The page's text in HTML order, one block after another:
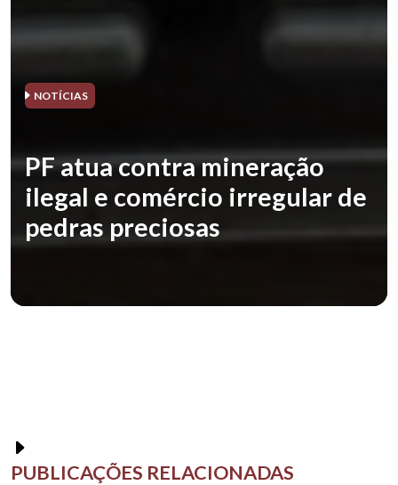
NOTÍCIAS
PF atua contra mineração
ilegal e comércio irregular de
pedras preciosas
PUBLICAÇÕES RELACIONADAS